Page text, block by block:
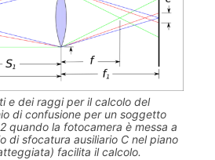
e dei raggi per il calcolo del
di confusione per un soggetto
quando la fotocamera è messa a
di sfocatura ausiliario C nel piano
facilita il calcolo.